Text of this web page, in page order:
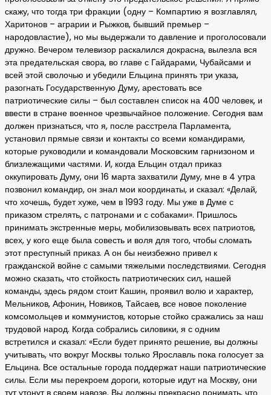
скажу, что тогда три фракции (одну – Компартию я возглавлял,
Харитонов – аграрии и Рыжков, бывший премьер –
народовластие), но мы выдержали то давление и проголосовали
дружно. Вечером телевизор раскалился докрасна, вылезла вся
эта предательская свора, во главе с Гайдарами, Чубайсами и
всей этой сволочью и убедили Ельцина принять три указа,
разогнать Государственную Думу, арестовать все
патриотические силы – был составлен список на 400 человек, и
ввести в стране военное чрезвычайное положение. Сегодня вам
должен признаться, что я, после расстрела Парламента,
установил прямые связи и контакты со всеми командирами,
которые руководили и командовали Московским гарнизоном и
близлежащими частями. И, когда Ельцин отдал приказ
оккупировать Думу, они 16 марта захватили Думу, мне в 4 утра
позвонил командир, он знал мои координаты, и сказал: «Делай,
что хочешь, будет хуже, чем в 1993 году. Мы уже в Думе с
приказом стрелять, с патронами и с собаками». Пришлось
принимать экстренные меры, мобилизовывать всех патриотов,
всех, у кого еще была совесть и воля для того, чтобы сломать
этот преступный приказ. А он бы неизбежно привел к
гражданской войне с самыми тяжелыми последствиями. Сегодня
можно сказать, что стойкость патриотических сил, нашей
команды, здесь рядом стоит Кашин, проявил волю и характер,
Мельников, Афонин, Новиков, Тайсаев, все новое поколение
комсомольцев и коммунистов, которые стойко сражались за наш
трудовой народ. Когда собрались силовики, я с одним
встретился и сказал: «Если будет принято решение, вы должны
учитывать, что вокруг Москвы только Ярославль пока голосует за
Ельцина. Все остальные города поддержат наши патриотические
силы. Если мы перекроем дороги, которые идут на Москву, они